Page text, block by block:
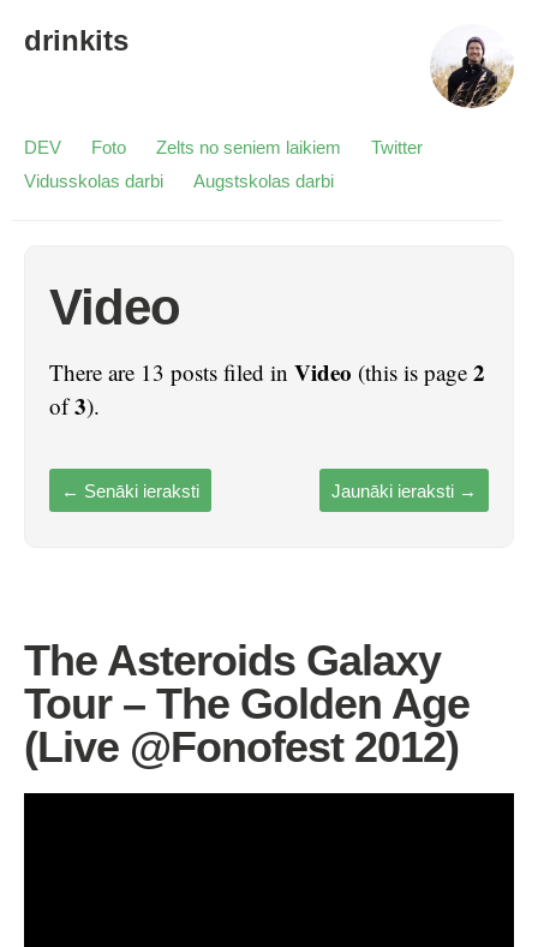
drinkits
DEV Foto Zelts no seniem laikiem
Twitter
Vidusskolas darbi
Augstskolas darbi
Video
There are 13 posts filed in Video (this is page 2
of3).
← Senāki ieraksti Jaunāki ieraksti →
The Asteroids Galaxy
Tour – The Golden Age
(Live @Fonofest 2012)